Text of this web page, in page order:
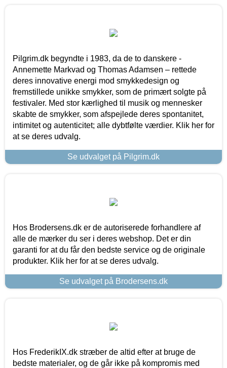
Pilgrim.dk begyndte i 1983, da de to danskere -
Annemette Markvad og Thomas Adamsen – rettede
deres innovative energi mod smykkedesign og
fremstillede unikke smykker, som de primært solgte på
festivaler. Med stor kærlighed til musik og mennesker
skabte de smykker, som afspejlede deres spontanitet,
intimitet og autenticitet; alle dybtfølte værdier. Klik her for
at se deres udvalg.
Se udvalget på Pilgrim.dk
Hos Brodersens.dk er de autoriserede forhandlere af
alle de mærker du ser i deres webshop. Det er din
garanti for at du får den bedste service og de originale
produkter. Klik her for at se deres udvalg.
Se udvalget på Brodersens.dk
Hos FrederikIX.dk stræber de altid efter at bruge de
bedste materialer, og de går ikke på kompromis med